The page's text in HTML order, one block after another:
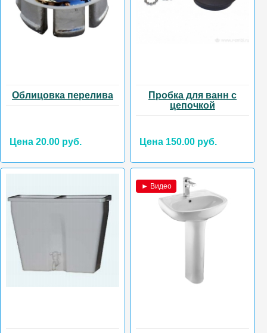
Облицовка перелива
Цена 20.00 руб.
Пробка для ванн с
цепочкой
Цена 150.00 руб.
► Видео